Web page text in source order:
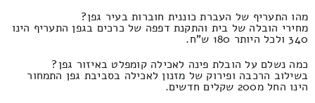
מהו התעריף של העברת כוננית חוברות בעיר גפן?
מחירי הובלה של בית והתקנת דפפה של כרכים בגפן התעריף הינו
340 ולכל היותר 180 ש"ח.
כמה נשלם על הובלת פינה לאכילה קומפלט באיזור גפן?
בשילוב הרכבה ופירוק של מזנון לאכילה בסביבת גפן התמחור
הינו החל מ200 שקלים חדשים.